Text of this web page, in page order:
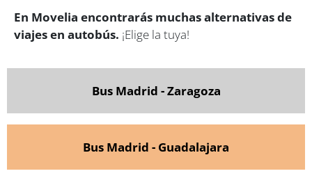
En Movelia encontrarás muchas alternativas de
viajes en autobús. ¡Elige la tuya!
Bus Madrid - Zaragoza
Bus Madrid - Guadalajara